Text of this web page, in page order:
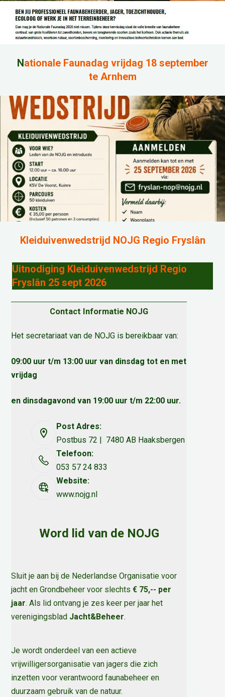
Nationale Faunadag vrijdag 18 september
te Arnhem
Kleiduivenwedstrijd NOJG Regio Fryslân
Uitnodiging Kleiduivenwedstrijd Regio
Fryslân 25 sept 2026
Contact Informatie NOJG
Het secretariaat van de NOJG is bereikbaar van:
09:00 uur t/m 13:00 uur van dinsdag tot en met
vrijdag
en dinsdagavond van 19:00 uur t/m 22:00 uur.
Post Adres:
Postbus 72 | 7480 AB Haaksbergen
Telefoon:
053 57 24 833
Website:
www.nojg.nl
Word lid van de NOJG
Sluit je aan bij de Nederlandse Organisatie voor
jacht en Grondbeheer voor slechts€ 75,-- per
jaar. Als lid ontvang je zes keer per jaar het
verenigingsblad Jacht&Beheer.
Je wordt onderdeel van een actieve
vrijwilligersorganisatie van jagers die zich
inzetten voor verantwoord faunabeheer en
duurzaam gebruik van de natuur.